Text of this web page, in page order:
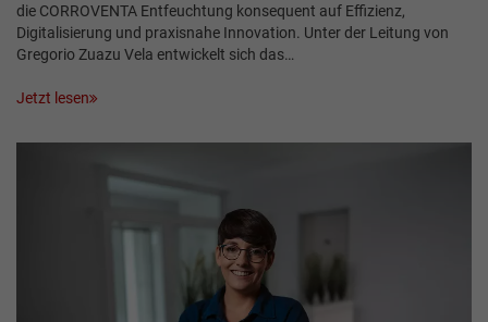
die CORROVENTA Entfeuchtung konsequent auf Effizienz,
Digitalisierung und praxisnahe Innovation. Unter der Leitung von
Gregorio Zuazu Vela entwickelt sich das…
Jetzt lesen